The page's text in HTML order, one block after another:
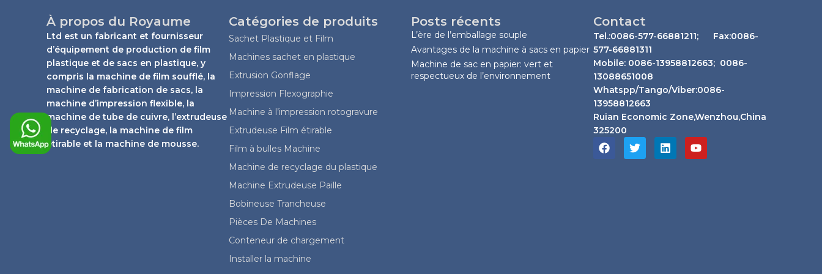
À propos du Royaume
Ltd est un fabricant et fournisseur
d’équipement de production de film
plastique et de sacs en plastique, y
compris la machine de film soufflé, la
machine de fabrication de sacs, la
machine d’impression flexible, la
machine de tube de cuivre, l’extrudeuse
de recyclage, la machine de film
étirable et la machine de mousse.
Catégories de produits
Sachet Plastique et Film
Machines sachet en plastique
Extrusion Gonflage
Impression Flexographie
Machine à l’impression rotogravure
Extrudeuse Film étirable
Film à bulles Machine
Machine de recyclage du plastique
Machine Extrudeuse Paille
Bobineuse Trancheuse
Pièces De Machines
Conteneur de chargement
Installer la machine
Posts récents
L’ère de l’emballage souple
Avantages de la machine à sacs en papier
Machine de sac en papier: vert et
respectueux de l’environnement
Contact
Tel.:0086-577-66881211; Fax:0086-
577-66881311
Mobile: 0086-13958812663; 0086-
13088651008
Whatspp/Tango/Viber:0086-
13958812663
Ruian Economic Zone,Wenzhou,China
325200